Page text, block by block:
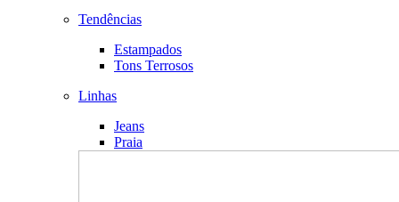
Tendências
Estampados
Tons Terrosos
Linhas
Jeans
Praia